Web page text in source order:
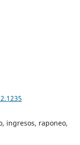
ingresos, raponeo,